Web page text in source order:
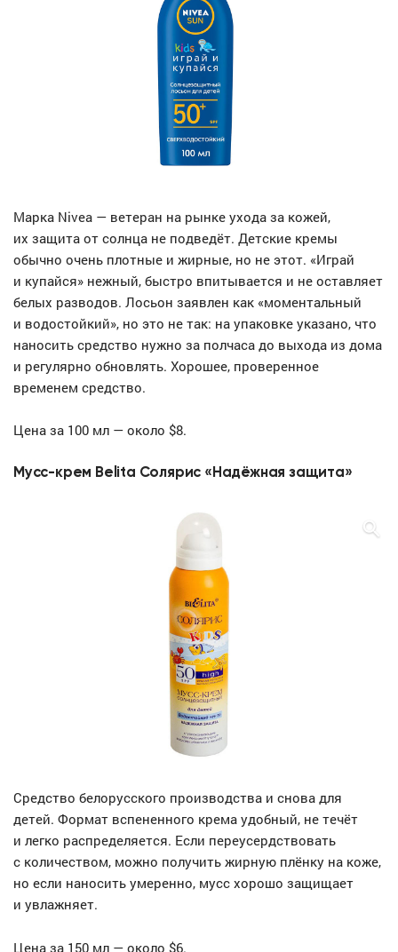
Марка Nivea — ветеран на рынке ухода за кожей,
их защита от солнца не подведёт. Детские кремы
обычно очень плотные и жирные, но не этот. «Играй
и купайся» нежный, быстро впитывается и не оставляет
белых разводов. Лосьон заявлен как «моментальный
и водостойкий», но это не так: на упаковке указано, что
наносить средство нужно за полчаса до выхода из дома
и регулярно обновлять. Хорошее, проверенное
временем средство.
Цена за 100 мл — около $8.
Мусс-крем Belita Солярис «Надёжная защита»
Средство белорусского производства и снова для
детей. Формат вспененного крема удобный, не течёт
и легко распределяется. Если переусердствовать
с количеством, можно получить жирную плёнку на коже,
но если наносить умеренно, мусс хорошо защищает
и увлажняет.
Цена за 150 мл — около $6.